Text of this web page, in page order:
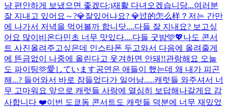
냥 편안하게 보냈으면 좋겠다:)재활 다녀오겠습니당...여러분
잘 지내고 있어요～?💎잘있어나요? 💎过的怎么样？ 저는 간만
에 나가서 저녁을 먹어볼까 합니닷....다들 잘 지내요? 보고싶
어요 많이 비온다민초 너무 맛있다....다들 굿밤🩵💖나도 콘서
트 사진올려주고싶은데 인스타폰 두고와서 다음에 올려줄게
에 뜬금없이 나중에 올린다고 웃겨하면 안돼!!관랑해요 오늘
도 파이팅🫶愛しています공연은 애들이 했는데 왜 내가 피곤
해...? 들어와서 바로 잠들었다가 일어남.....캐럿들 와주셔서 너
무 고마워요 앞으로 캐럿들 사랑에 열심히 보답해나갈게요 감
사합니다 ❤️이번 도쿄돔 콘서트도 캐럿들 덕분에 너무 재밌었